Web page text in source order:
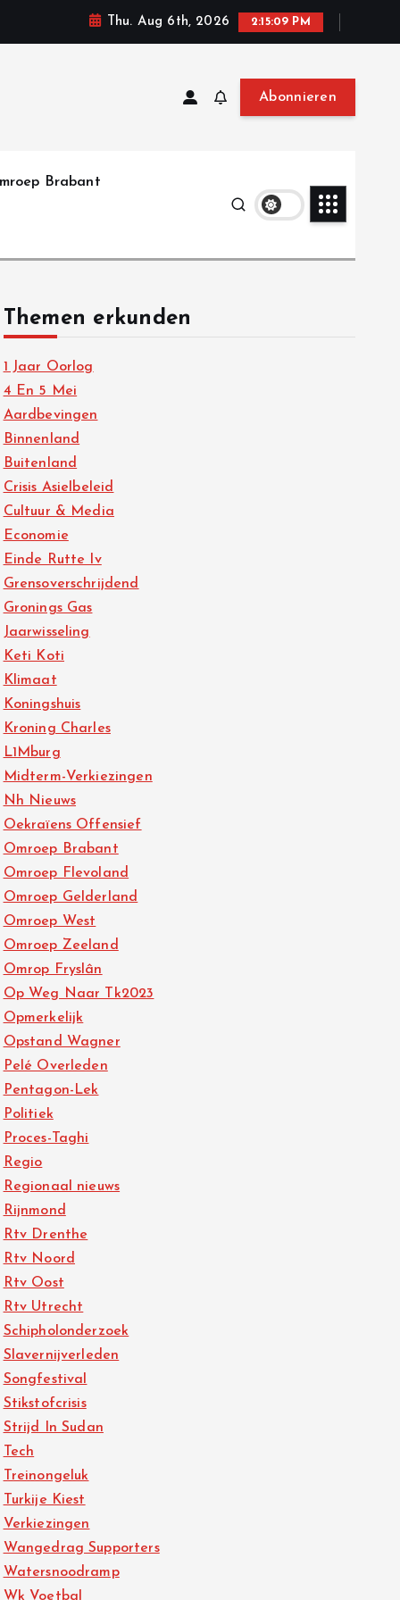
Thu. Aug 6th, 2026 2:15:10 PM
Abonnieren
Brabant
Themen erkunden
1 Jaar Oorlog
4 En 5 Mei
Aardbevingen
Binnenland
Buitenland
Crisis Asielbeleid
Cultuur & Media
Economie
Einde Rutte Iv
Grensoverschrijdend
Gronings Gas
Jaarwisseling
Keti Koti
Klimaat
Koningshuis
Kroning Charles
L1Mburg
Midterm-Verkiezingen
Nh Nieuws
Oekraïens Offensief
Omroep Brabant
Omroep Flevoland
Omroep Gelderland
Omroep West
Omroep Zeeland
Omrop Fryslân
Op Weg Naar Tk2023
Opmerkelijk
Opstand Wagner
Pelé Overleden
Pentagon-Lek
Politiek
Proces-Taghi
Regio
Regionaal nieuws
Rijnmond
Rtv Drenthe
Rtv Noord
Rtv Oost
Rtv Utrecht
Schipholonderzoek
Slavernijverleden
Songfestival
Stikstofcrisis
Strijd In Sudan
Tech
Treinongeluk
Turkije Kiest
Verkiezingen
Wangedrag Supporters
Watersnoodramp
Wk Voetbal